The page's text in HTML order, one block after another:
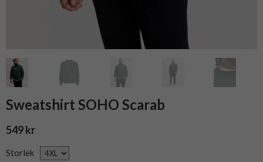
Sweatshirt SOHO Scarab
549 kr
Storlek